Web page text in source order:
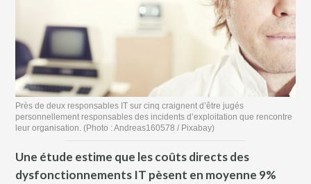
Près de deux responsables IT sur cinq craignent d’être jugés
personnellement responsables des incidents d’exploitation que rencontre
leur organisation. (Photo : Andreas160578 / Pixabay)
Une étude estime que les coûts directs des
dysfonctionnements IT pèsent en moyenne 9%